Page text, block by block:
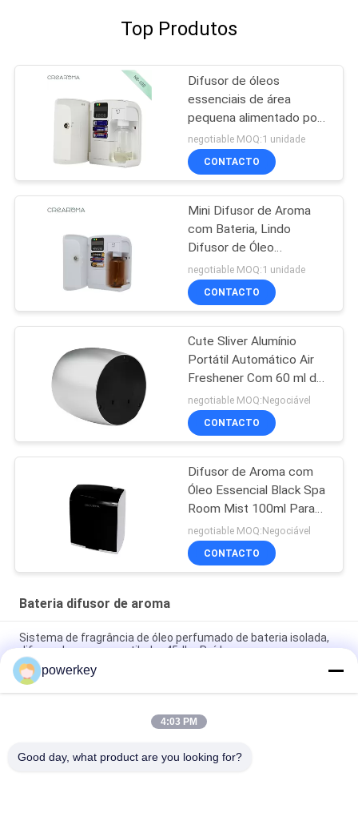
Top Produtos
Difusor de óleos
essenciais de área
pequena alimentado por
bateria PP Materail para
quarto de hotel
negotiable MOQ:1 unidade
CONTACTO
Mini Difusor de Aroma
com Bateria, Lindo
Difusor de Óleo
Essencial com
Capacidade de 100 ml
negotiable MOQ:1 unidade
CONTACTO
Cute Sliver Alumínio
Portátil Automático Air
Freshener Com 60 ml de
frasco de vidro
negotiable MOQ:Negociável
CONTACTO
Difusor de Aroma com
Óleo Essencial Black Spa
Room Mist 100ml Para
Marketing de Aromas
negotiable MOQ:Negociável
CONTACTO
Bateria difusor de aroma
Sistema de fragrância de óleo perfumado de bateria isolada,
difusor de aroma, ventilador 45dba Ruído
Bateria do quarto principal Funcionado Aromaterapia Diffuser
Nebulizer de aroma
Purificadores de ar de aroma Diffusor de óleo essencial
powerkey
4:03 PM
Good day, what product are you looking for?